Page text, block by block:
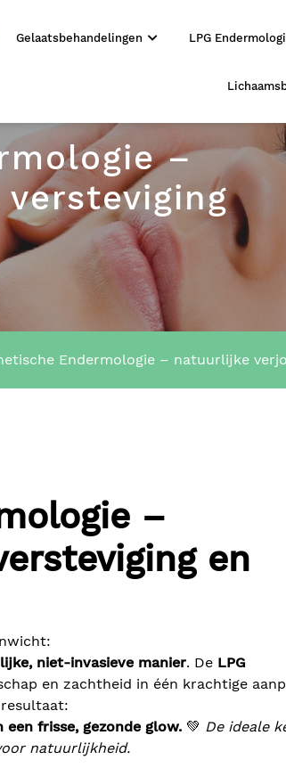
Gelaatsbehandelingen LPG
–
Endermologie – natuurlijke
–
en
niet-invasieve manier. De LPG
en zachtheid in één krachtige
frisse, gezonde glow. 💚 De ideale
natuurlijkheid.